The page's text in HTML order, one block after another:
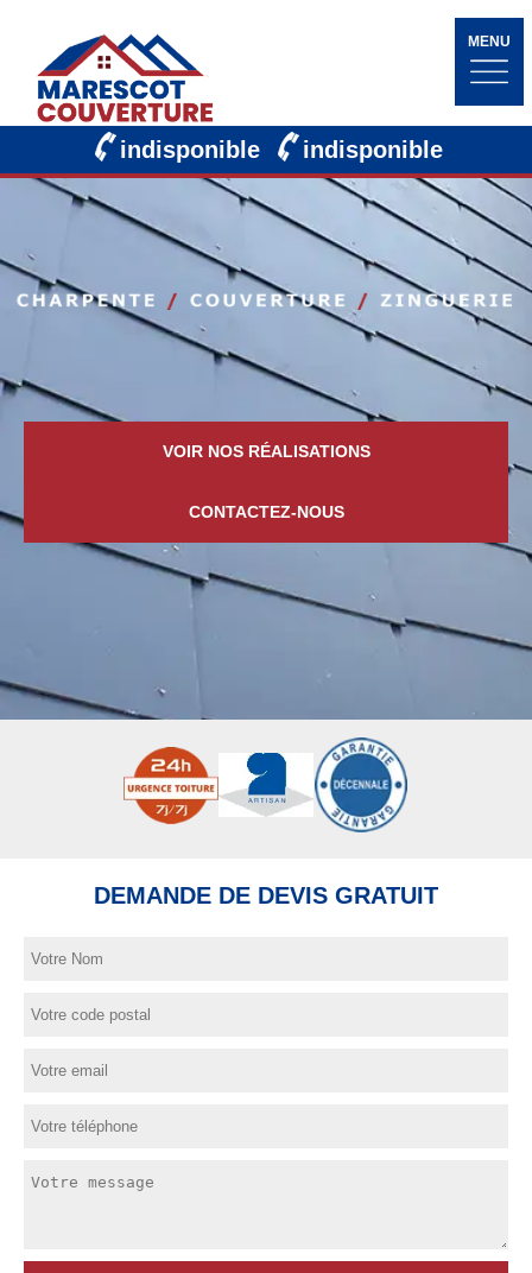
MENU
indisponible indisponible
VOIR NOS RÉALISATIONS
CONTACTEZ-NOUS
DEMANDE DE DEVIS GRATUIT